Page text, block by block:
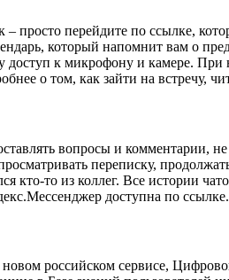
просто перейдите по ссылке,
который напомнит вам о
доступ к микрофону и камере.
о том, как зайти на встречу,
вопросы и комментарии,
переписку,
то из коллег. Все истории
доступна по ссылке.
российском сервисе,